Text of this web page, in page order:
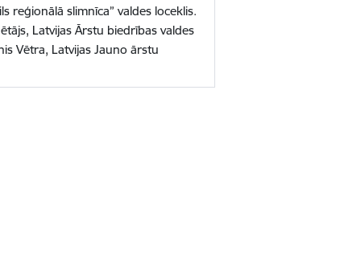
reģionālā slimnīca” valdes loceklis.
Latvijas Ārstu biedrības valdes
Vētra, Latvijas Jauno ārstu